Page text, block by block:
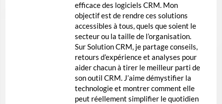
efficace des logiciels CRM. Mon
objectif est de rendre ces solutions
accessibles à tous, quels que soient le
secteur ou la taille de l’organisation.
Sur Solution CRM, je partage conseils,
retours d’expérience et analyses pour
aider chacun à tirer le meilleur parti de
son outil CRM. J’aime démystifier la
technologie et montrer comment elle
peut réellement simplifier le quotidien